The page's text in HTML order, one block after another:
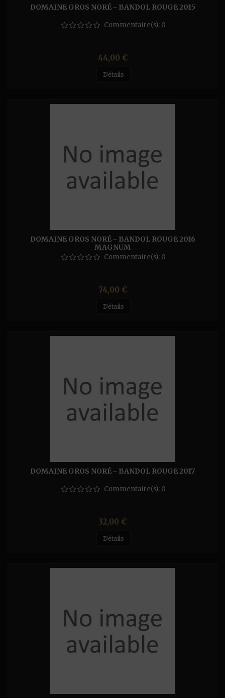
DOMAINE GROS NORÉ - BANDOL ROUGE 2015
Commentaire(s): 0
Prix
44,00 €
Détails
DOMAINE GROS NORÉ - BANDOL ROUGE 2016
MAGNUM
Commentaire(s): 0
Prix
74,00 €
Détails
DOMAINE GROS NORÉ - BANDOL ROUGE 2017
Commentaire(s): 0
Prix
32,00 €
Détails